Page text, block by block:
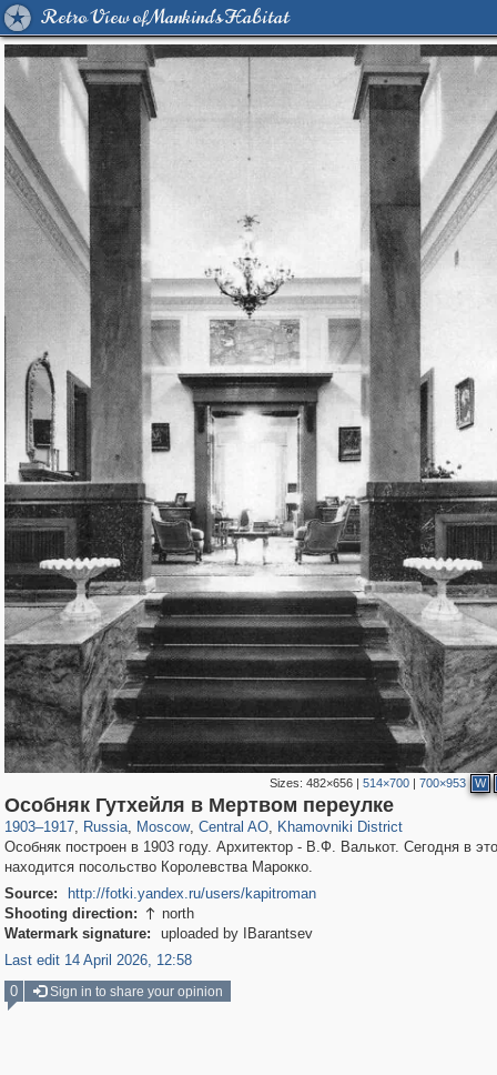
Retro View of Mankind's Habitat
Sizes:482×656 |514×700 |700×953 W
Особняк Гутхейля в Мертвом переулке
1903–1917, Russia
1,406,255 29,243
, Moscow
319,780 8,286
, Central AO
159,978 5,916
, Khamovniki District
19,394 722
Особняк построен в 1903 году. Архитектор - В.Ф. Валькот. Сегодня в
находится посольство Королевства Марокко.
Source:
http://fotki.yandex.ru/users/kapitroman
Shooting direction:  north
Watermark signature:
uploaded by IBarantsev
Last edit 14 April 2026, 12:58
0
Sign in to share your opinion